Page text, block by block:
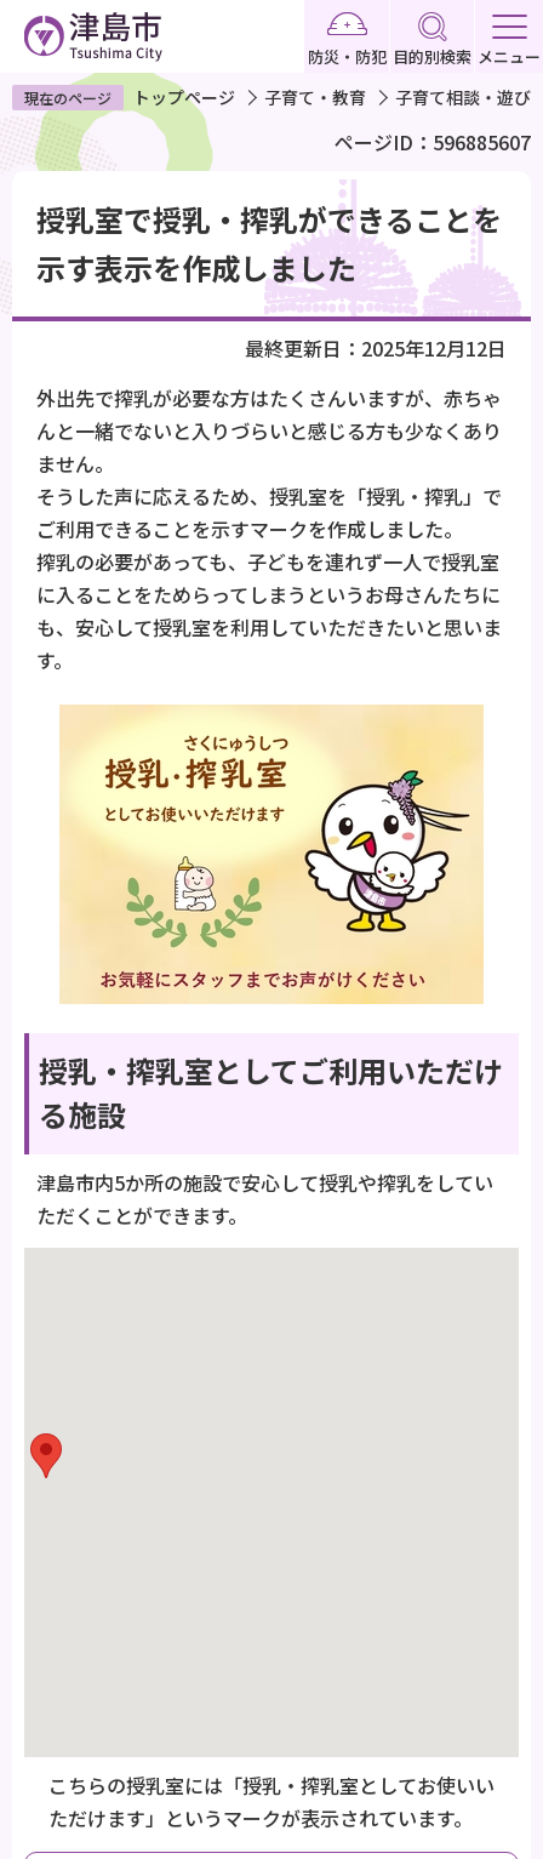
ペ
ー
ジ
で
す
防災・防犯 目的別検索 メニュー
現在のページ トップページ 子育て・教育 子育て相談・遊び
ページID：596885607
か
授乳室で授乳・搾乳ができることを
示す表示を作成しました
最終更新日：2025年12月12日
外出先で搾乳が必要な方はたくさんいますが、赤ちゃ
んと一緒でないと入りづらいと感じる方も少なくあり
ません。
そうした声に応えるため、授乳室を「授乳・搾乳」で
ご利用できることを示すマークを作成しました。
搾乳の必要があっても、子どもを連れず一人で授乳室
に入ることをためらってしまうというお母さんたちに
も、安心して授乳室を利用していただきたいと思いま
す。
授乳・搾乳室としてご利用いただけ
る施設
津島市内5か所の施設で安心して授乳や搾乳をしてい
ただくことができます。
こちらの授乳室には「授乳・搾乳室としてお使いい
ただけます」というマークが表示されています。